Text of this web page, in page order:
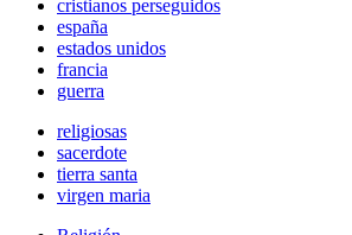
cristianos perseguidos
españa
estados unidos
francia
guerra
religiosas
sacerdote
tierra santa
virgen maria